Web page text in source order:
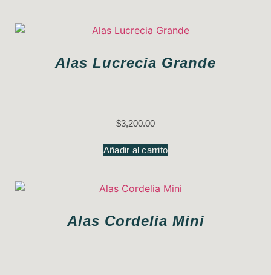
Alas Lucrecia Grande
$3,200.00
Añadir al carrito
Alas Cordelia Mini